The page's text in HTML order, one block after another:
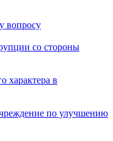
вопросу
со стороны
характера в
по улучшению